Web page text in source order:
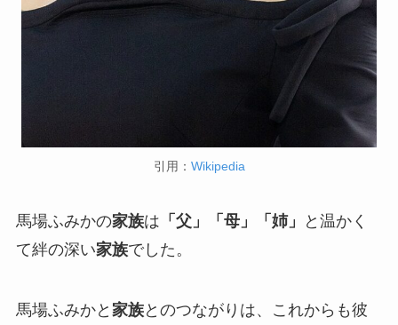
引用： Wikipedia
馬場ふみかの家族は 「父」「母」「姉」
と温かく
て絆の深い家族でした。
馬場ふみかと 家族とのつながりは、これからも彼